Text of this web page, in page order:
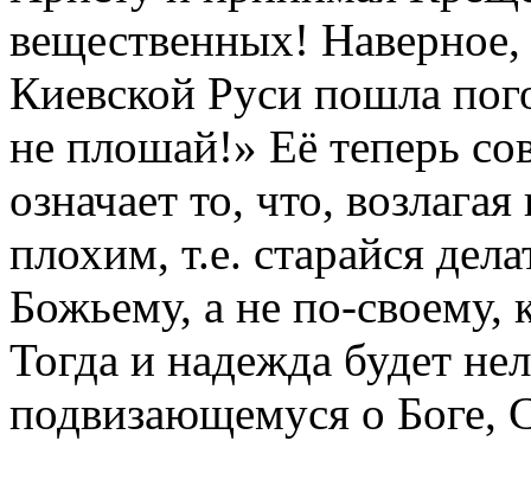
вещественных!
Киевской Руси пошла
не плошай!» Её теперь
означает то, что,
плохим, т.е. старайся
Божьему, а не по-своему,
Тогда и надежда будет
подвизающемуся о Боге,